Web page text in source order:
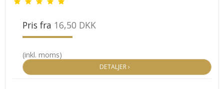
Pris fra 16,50 DKK
(inkl. moms)
DETALJER ›